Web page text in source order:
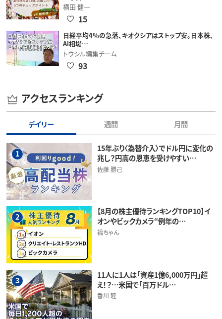
横田 健一
15
日経平均4％の急落、キオクシアはストップ安。日本株、
AI相場…
トウシル編集チーム
93
アクセスランキング
デイリー 週間 月間
1
15年ぶり〈為替介入〉でドル円に変化の
兆し？円高の恩恵を受けやすい…
佐藤 勝己
2
【8月の株主優待ランキングTOP10】イ
オンやビックカメラ“例年の…
福ちゃん
3
11人に1人は「資産1億6,000万円」超
え！？…米国で「百万ドル…
香川 睦